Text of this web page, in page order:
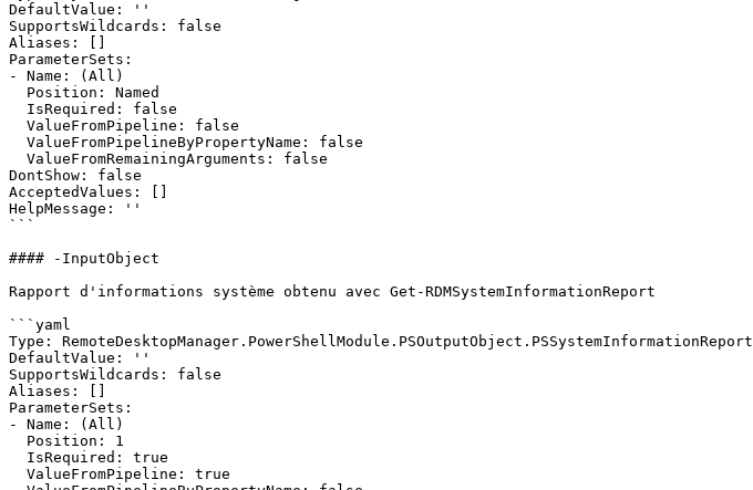
DefaultValue: ''
SupportsWildcards: false
Aliases: []
ParameterSets:
- Name: (All)
DontShow: false
AcceptedValues: []
HelpMessage: ''
```
#### -InputObject
Rapport d'informations système obtenu avec Get-RDMSystemInformationReport
```yaml
Type: RemoteDesktopManager.PowerShellModule.PSOutputObject.PSSystemInformationReport
DefaultValue: ''
SupportsWildcards: false
Aliases: []
ParameterSets:
- Name: (All)